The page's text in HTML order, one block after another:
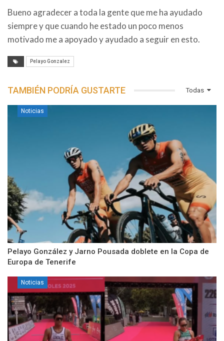
Bueno agradecer a toda la gente que me ha ayudado
siempre y que cuando he estado un poco menos
motivado me a apoyado y ayudado a seguir en esto.
Pelayo Gonzalez
Todas
TAMBIÉN PODRÍA GUSTARTE
Noticias
Pelayo González y Jarno Pousada doblete en la Copa de
Europa de Tenerife
Noticias